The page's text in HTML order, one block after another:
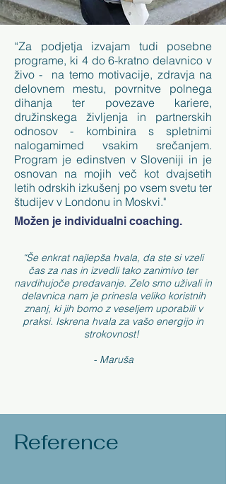
“Za podjetja izvajam tudi posebne
programe, ki 4 do 6-kratno delavnico v
živo - na temo motivacije, zdravja na
delovnem mestu, povrnitve polnega
dihanja ter povezave kariere,
družinskega življenja in partnerskih
odnosov - kombinira s spletnimi
nalogamimed vsakim srečanjem.
Program je edinstven v Sloveniji in je
osnovan na mojih več kot dvajsetih
letih odrskih izkušenj po vsem svetu ter
študijev v Londonu in Moskvi."
Možen je individualni coaching.
“Še enkrat najlepša hvala, da ste si vzeli
čas za nas in izvedli tako zanimivo ter
navdihujoče predavanje. Zelo smo uživali in
delavnica nam je prinesla veliko koristnih
znanj, ki jih bomo z veseljem uporabili v
praksi. Iskrena hvala za vašo energijo in
strokovnost!
- Maruša
Reference